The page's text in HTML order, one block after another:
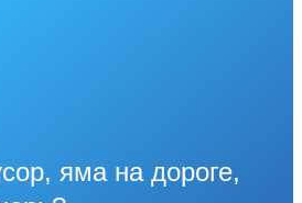
яма на дороге,